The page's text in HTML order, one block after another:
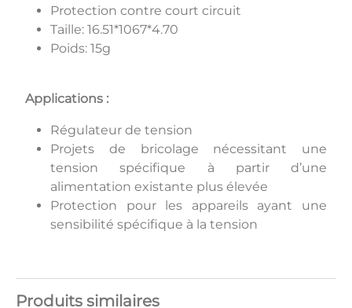
Protection contre court circuit
Taille: 16.51*1067*4.70
Poids: 15g
Applications :
Régulateur de tension
Projets de bricolage nécessitant une
tension spécifique à partir d’une
alimentation existante plus élevée
Protection pour les appareils ayant une
sensibilité spécifique à la tension
Produits similaires